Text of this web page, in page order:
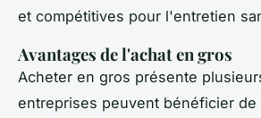
et compétitives pour l'entretien
Avantages de l'achat en gros
Acheter en gros présente
entreprises peuvent bénéficier de